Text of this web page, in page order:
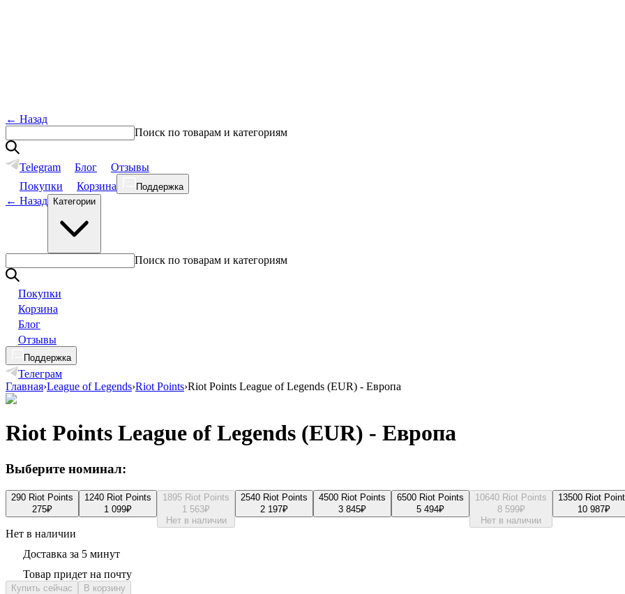
← Назад
Поиск по товарам и категориям
Telegram Блог
Отзывы
Покупки
Корзина Поддержка
← Назад Категории
Поиск по товарам и категориям
Покупки
Корзина
Блог
Отзывы
Поддержка
Телеграм
Главная›League of Legends›Riot Points›Riot Points League of Legends (EUR) - Европа
Riot Points League of Legends (EUR) - Европа
Выберите номинал:
290 Riot Points
275₽
1240 Riot Points
1 099₽
1895 Riot Points
1 563₽
Нет в наличии
2540 Riot Points
2 197₽
4500 Riot Points
3 845₽
6500 Riot Points
5 494₽
10640 Riot Points
8 599₽
Нет в наличии
13500 Riot
10 987₽
Нет в наличии
Доставка за 5 минут
Товар придет на почту
Купить сейчас В корзину